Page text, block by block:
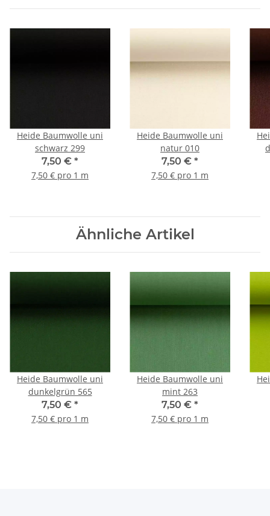
Heide Baumwolle uni
schwarz 299
7,50 € *
7,50 € pro 1 m
Heide Baumwolle uni
natur 010
7,50 € *
7,50 € pro 1 m
Ähnliche Artikel
Heide Baumwolle uni
dunkelgrün 565
7,50 € *
7,50 € pro 1 m
Heide Baumwolle uni
mint 263
7,50 € *
7,50 € pro 1 m